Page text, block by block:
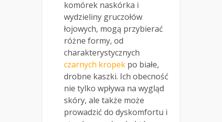
komórek naskórka i
wydzieliny gruczołów
łojowych, mogą przybierać
różne formy, od
charakterystycznych
czarnych kropek po białe,
drobne kaszki. Ich obecność
nie tylko wpływa na wygląd
skóry, ale także może
prowadzić do dyskomfortu i